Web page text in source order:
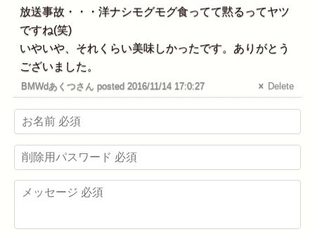
放送事故・・・洋ナシモグモグ食ってて黙るってヤツ
ですね(笑)
いやいや、それくらい美味しかったです。ありがとう
ございました。
BMWdあくつさん posted 2016/11/14 17:0:27 Delete